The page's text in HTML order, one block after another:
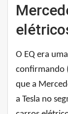
O EQ era
confirmando
que a
a Tesla no